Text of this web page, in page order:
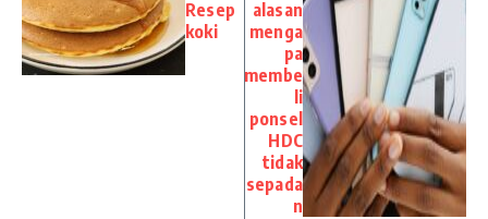
Resep
koki
alasan
menga
pa
membe
li
ponsel
HDC
tidak
sepada
n